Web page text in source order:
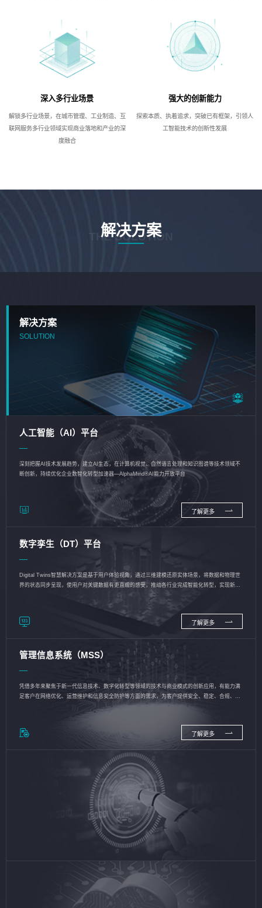
深入多行业场景
解锁多行业场景，在城市管理、工业制造、互
联网服务多行业领域实现商业落地和产业的深
度融合
强大的创新能力
探索本质、执着追求，突破已有框架，引领人
工智能技术的创新性发展
解决方案
THE SOLUTION
解决方案
SOLUTION
人工智能（AI）平台
深刻把握AI技术发展趋势，建立AI生态，在计算机视觉、自然语言处理和知识图谱等技术领域不
断创新，持续优化企业数智化转型加速器—AlphaMind®AI能力开放平台
了解更多
数字孪生（DT）平台
Digital Twins智慧解决方案是基于用户体验视角，通过三维建模还原实体场景，将数据和物理世
界的状态同步呈现，使用户对关键数据有更直观的感受，推动各行业完成智能化转型，实现新旧
了解更多
管理信息系统（MSS）
凭借多年来聚焦于新一代信息技术、数字化转型等领域的技术与商业模式的创新应用，有能力满
足客户在网络优化、运营维护和信息安全防护等方面的需求，为客户提供安全、稳定、合规、持
了解更多